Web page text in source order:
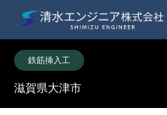
鉄筋挿入工
滋賀県大津市